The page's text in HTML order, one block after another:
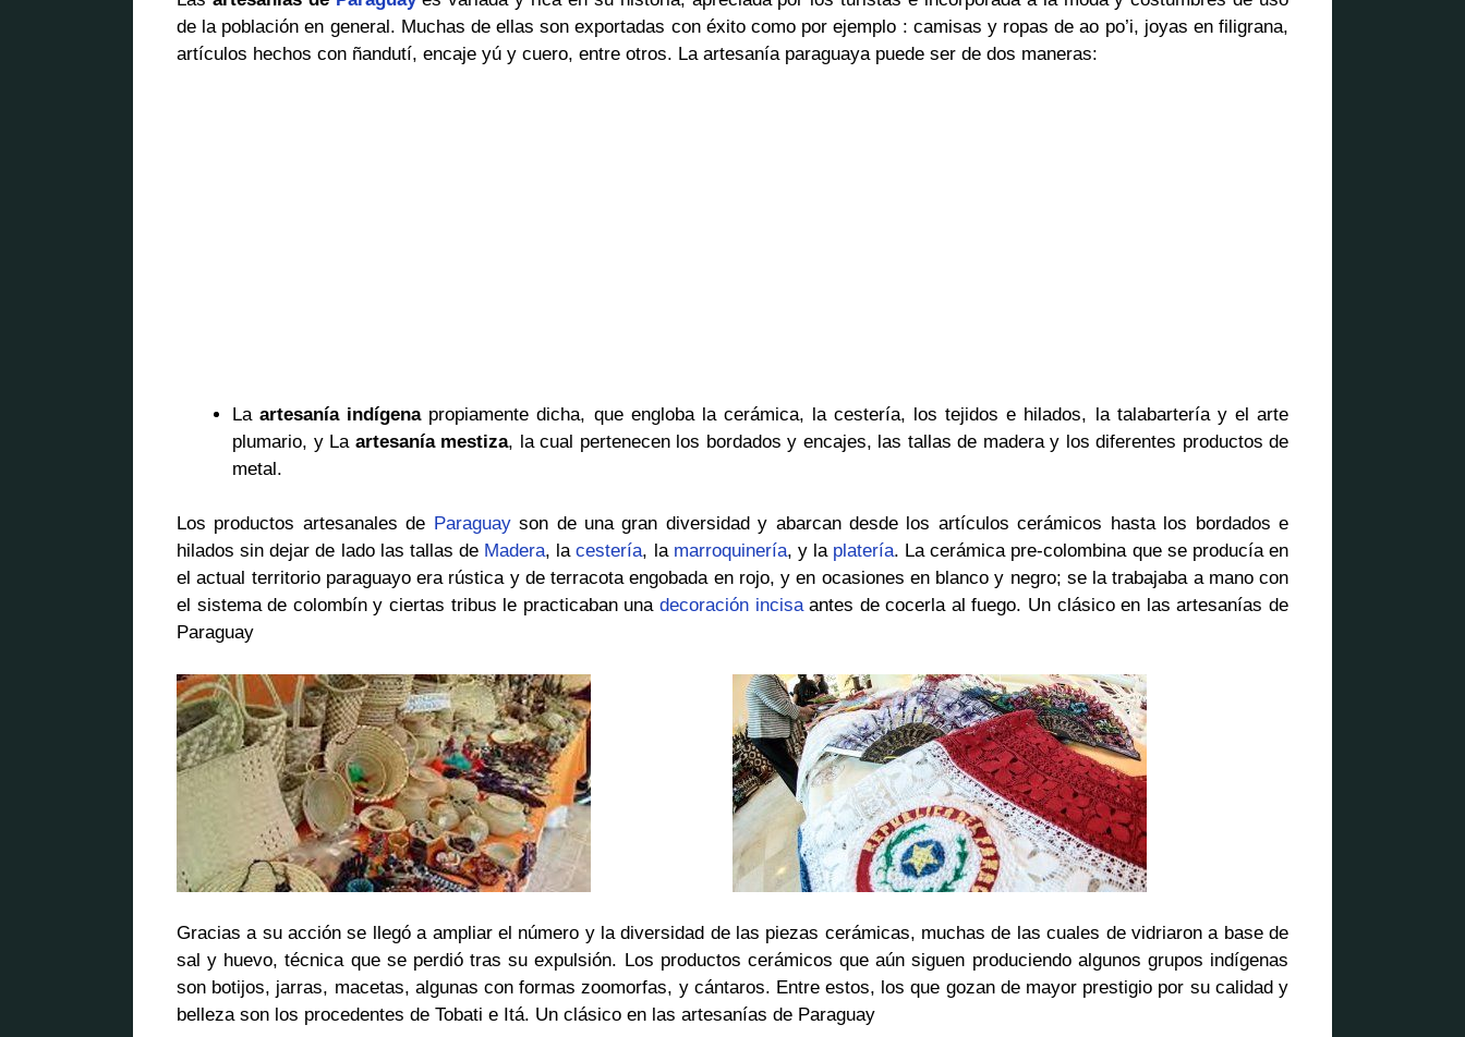
de la población en general. Muchas de ellas son exportadas con éxito como por ejemplo : camisas y ropas de ao po’i, joyas en filigrana,
artículos hechos con ñandutí, encaje yú y cuero, entre otros. La artesanía paraguaya puede ser de dos maneras:
Laartesanía indígenapropiamente dicha, que engloba la cerámica, la cestería, los tejidos e hilados, la talabartería y el arte
plumario, y La artesanía mestiza, la cual pertenecen los bordados y encajes, las tallas de madera y los diferentes productos de
metal.
Los productos artesanales de Paraguayson de una gran diversidad y abarcan desde los artículos cerámicos hasta los bordados e
hilados sin dejar de lado las tallas de Madera, lacestería, la marroquinería, y la platería. La cerámica pre-colombina que se producía en
el actual territorio paraguayo era rústica y de terracota engobada en rojo, y en ocasiones en blanco y negro; se la trabajaba a mano con
el sistema de colombín y ciertas tribus le practicaban una decoración incisaantes de cocerla al fuego. Un clásico en las artesanías de
Paraguay
Gracias a su acción se llegó a ampliar el número y la diversidad de las piezas cerámicas, muchas de las cuales de vidriaron a base de
sal y huevo, técnica que se perdió tras su expulsión. Los productos cerámicos que aún siguen produciendo algunos grupos indígenas
son botijos, jarras, macetas, algunas con formas zoomorfas, y cántaros. Entre estos, los que gozan de mayor prestigio por su calidad y
belleza son los procedentes de Tobati e Itá. Un clásico en las artesanías de Paraguay